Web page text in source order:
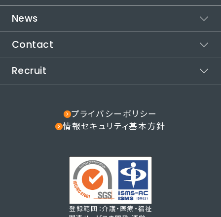
カイテクシフト
運営メディア
本社所在地
受賞歴
自治体連携
代表メッセージ
代表メッセージ
取り組む社会課題
インパクトロジック
社会課題の解決方法
News
お知らせ
Contact
ご利用についてお困りの方
カイテクで働きたい方
Recruit
プライバシーポリシー
情報セキュリティ基本方針
登録範囲：介護・医療・福祉